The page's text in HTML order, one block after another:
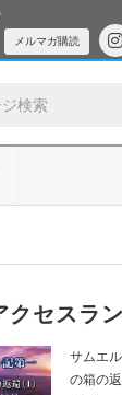
メルマガ購読
クセスラ
サムエ
の箱の